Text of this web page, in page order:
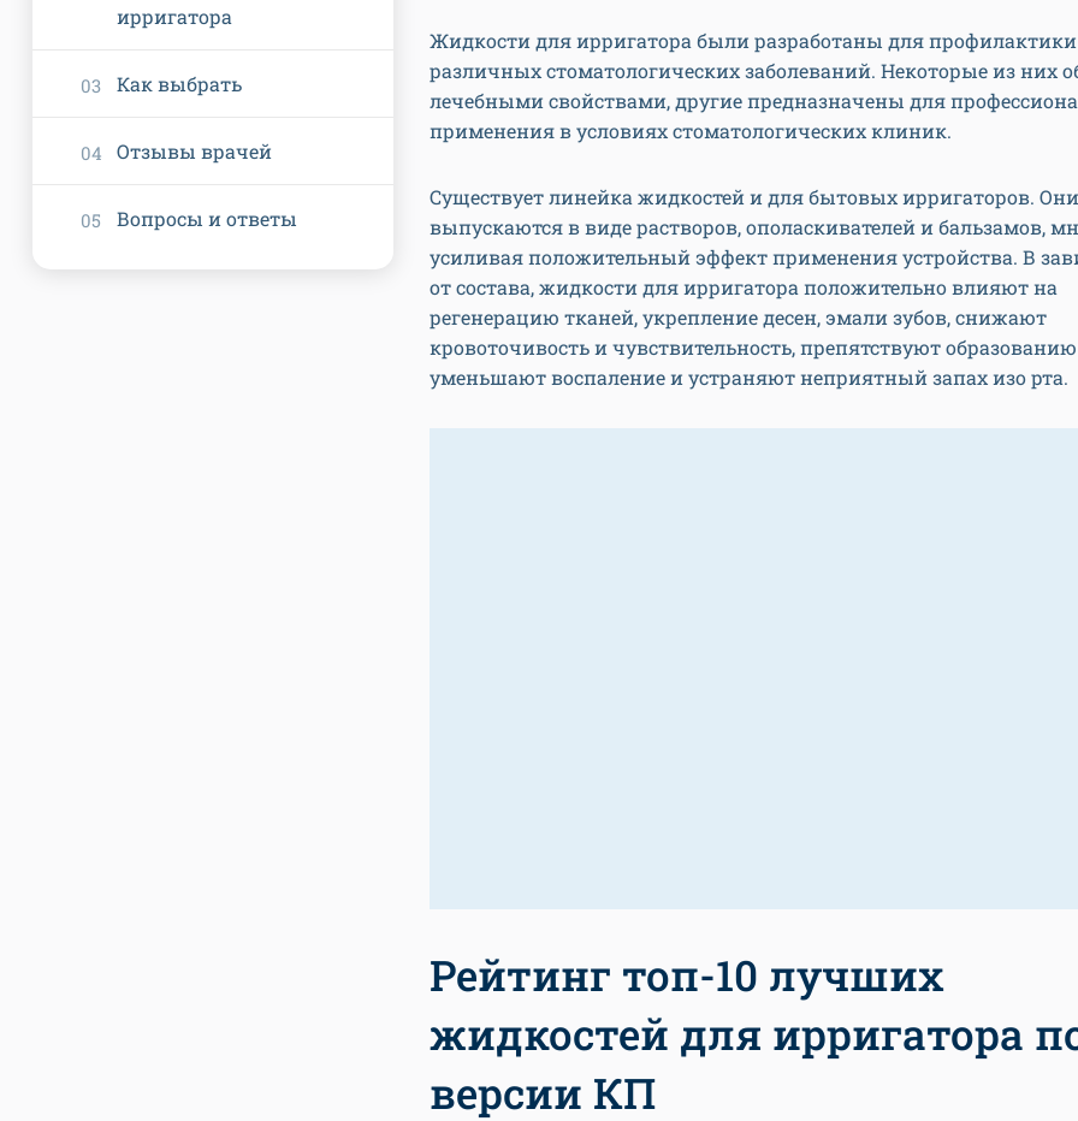
Жидкости для ирригатора были разработаны для профилактики
различных стоматологических заболеваний. Некоторые из них
лечебными свойствами, другие предназначены для
применения в условиях стоматологических клиник.
Существует линейка жидкостей и для бытовых ирригаторов. Они
выпускаются в виде растворов, ополаскивателей и бальзамов,
усиливая положительный эффект применения устройства. В
от состава, жидкости для ирригатора положительно влияют на
регенерацию тканей, укрепление десен, эмали зубов, снижают
кровоточивость и чувствительность, препятствуют
уменьшают воспаление и устраняют неприятный запах изо рта.
Рейтинг топ-10 лучших
жидкостей для ирригатора
версии КП
ирригатора
Как выбрать
Отзывы врачей
Вопросы и ответы